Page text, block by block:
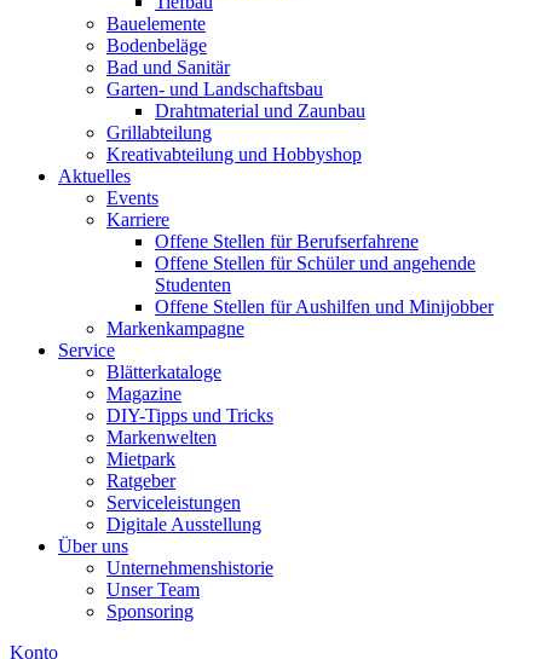
Bauelemente
Bodenbeläge
Bad und Sanitär
Garten- und Landschaftsbau
Drahtmaterial und Zaunbau
Grillabteilung
Kreativabteilung und Hobbyshop
Aktuelles
Events
Karriere
Offene Stellen für Berufserfahrene
Offene Stellen für Schüler und angehende
Studenten
Offene Stellen für Aushilfen und Minijobber
Markenkampagne
Service
Blätterkataloge
Magazine
DIY-Tipps und Tricks
Markenwelten
Mietpark
Ratgeber
Serviceleistungen
Digitale Ausstellung
Über uns
Unternehmenshistorie
Unser Team
Sponsoring
Konto